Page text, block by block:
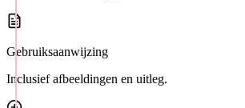
Gebruiksaanwijzing
Inclusief afbeeldingen en uitleg.